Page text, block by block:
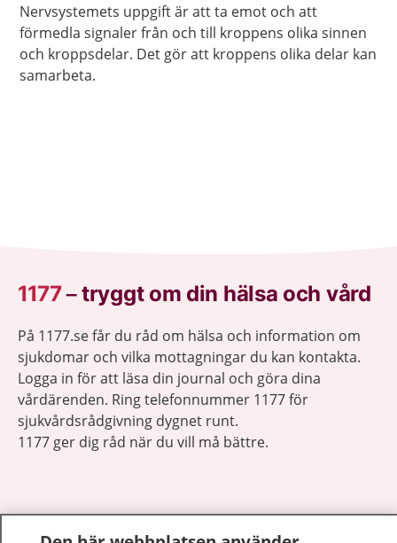
Nervsystemets uppgift är att ta emot och att
förmedla signaler från och till kroppens olika sinnen
och kroppsdelar. Det gör att kroppens olika delar kan
samarbeta.
1177–tryggt om din hälsa och vård
På 1177.se får du råd om hälsa och information om
sjukdomar och vilka mottagningar du kan kontakta.
Logga in för att läsa din journal och göra dina
vårdärenden. Ring telefonnummer 1177 för
sjukvårdsrådgivning dygnet runt.
1177 ger dig råd när du vill må bättre.